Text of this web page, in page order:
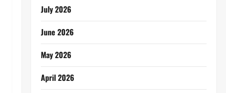
July 2026
June 2026
May 2026
April 2026